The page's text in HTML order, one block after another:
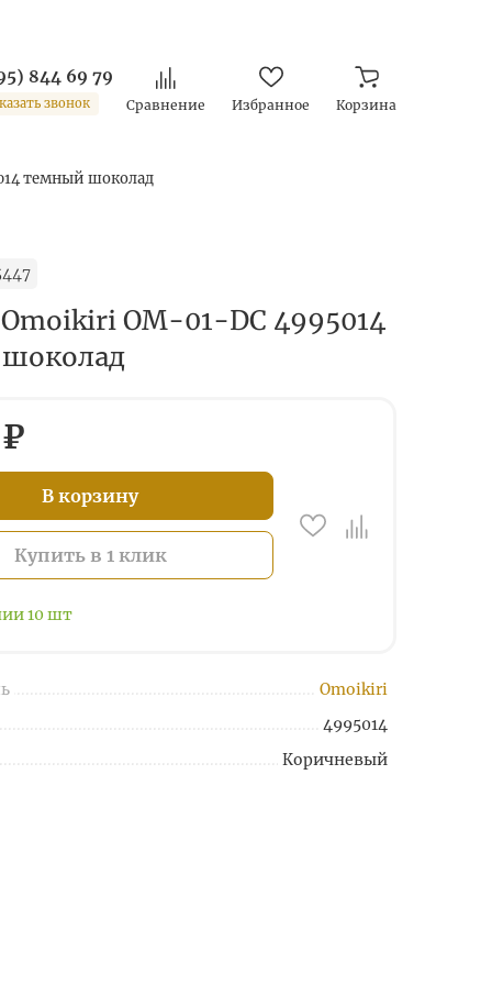
844 69 79
звонок Сравнение Избранное Корзина
темный шоколад
OM-01-DC 4995014
В корзину
Купить в 1 клик
10 шт
Omoikiri
4995014
Коричневый